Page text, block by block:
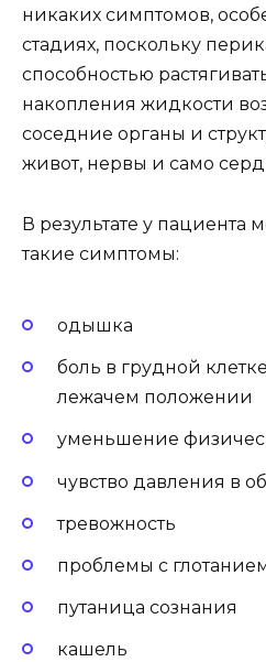
никаких симптомов,
стадиях, поскольку
способностью
накопления жидкости
соседние органы и
живот, нервы и само
В результате у пациента
такие симптомы:
одышка
боль в грудной
лежачем положении
уменьшение
чувство давления в
тревожность
проблемы с
путаница сознания
кашель